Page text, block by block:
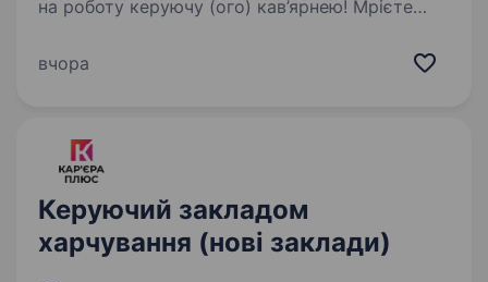
на роботу керуючу (ого) кав’ярнею! Мрієте
розвиток та працювати з командою, яка цінує
вчора
Керуючий закладом
харчування (нові заклади)